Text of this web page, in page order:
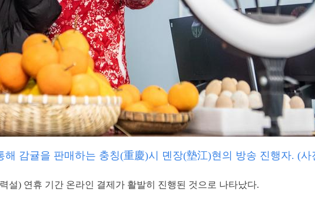
해 감귤을 판매하는 충칭(重慶)시 뎬장(墊江)현의 방송 진행자. (사
설) 연휴 기간 온라인 결제가 활발히 진행된 것으로 나타났다.